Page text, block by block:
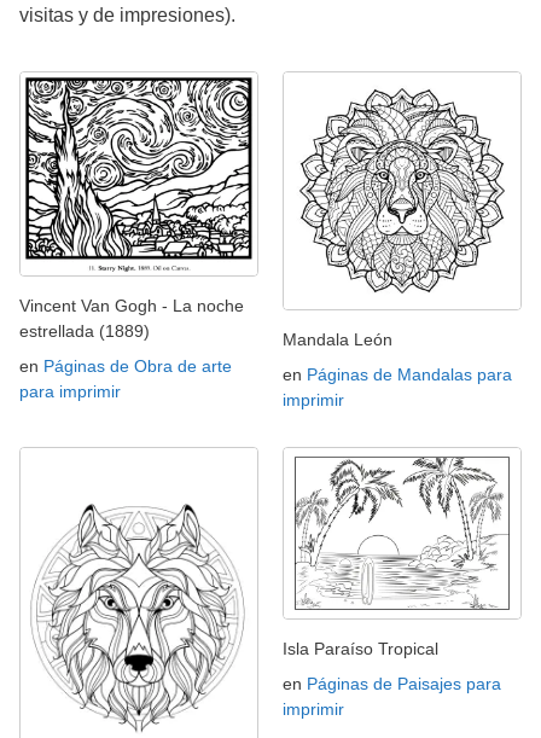
visitas y de impresiones).
Vincent Van Gogh - La noche
estrellada (1889)
en Páginas de Obra de arte
para imprimir
Mandala León
en Páginas de Mandalas para
imprimir
Isla Paraíso Tropical
en Páginas de Paisajes para
imprimir